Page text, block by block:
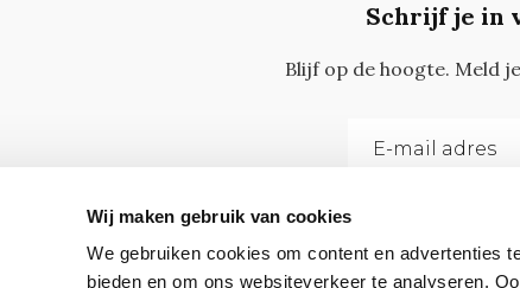
Wij maken gebruik van cookies
We gebruiken cookies om content en advertenties
bieden en om ons websiteverkeer te analyseren.
Schrijf je in
Blijf op de hoogte. Meld